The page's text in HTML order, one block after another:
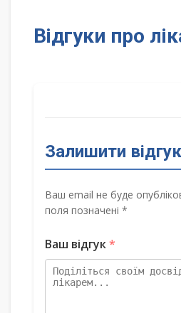
Відгуки про
Залишити
Ваш email не буде
поля позначені *
Ваш відгук*